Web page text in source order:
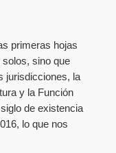
primeras hojas
solos, sino que
jurisdicciones, la
y la Función
de existencia
lo que nos